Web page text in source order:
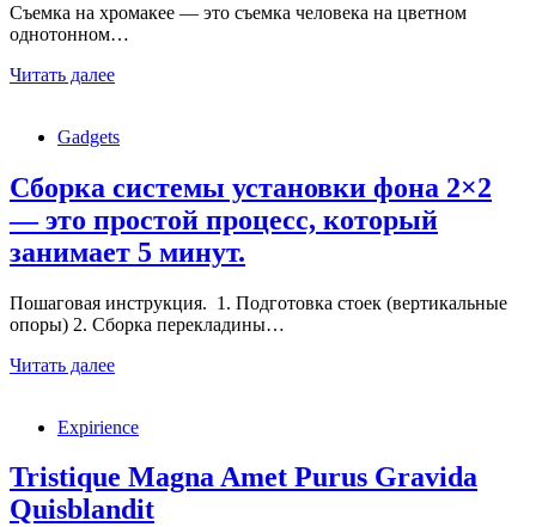
Съемка на хромакее — это съемка человека на цветном
однотонном…
Читать далееСнимайте
на
Земля
или
за
ее
пределами,
помощью
хромакея.
Gadgets
Сборка системы установки фона 2×2
— это простой процесс, который
занимает 5 минут.
Пошаговая инструкция. 1. Подготовка стоек (вертикальные
опоры) 2. Сборка перекладины…
Читать далееСборка
фона
—
это
простой
Expirience
Tristique Magna Amet Purus Gravida
Quisblandit